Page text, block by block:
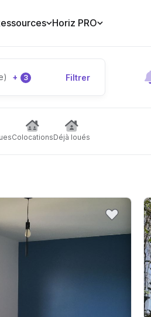
Horiz PRO
+ 3 Filtrer
ColocationsDéjà loués